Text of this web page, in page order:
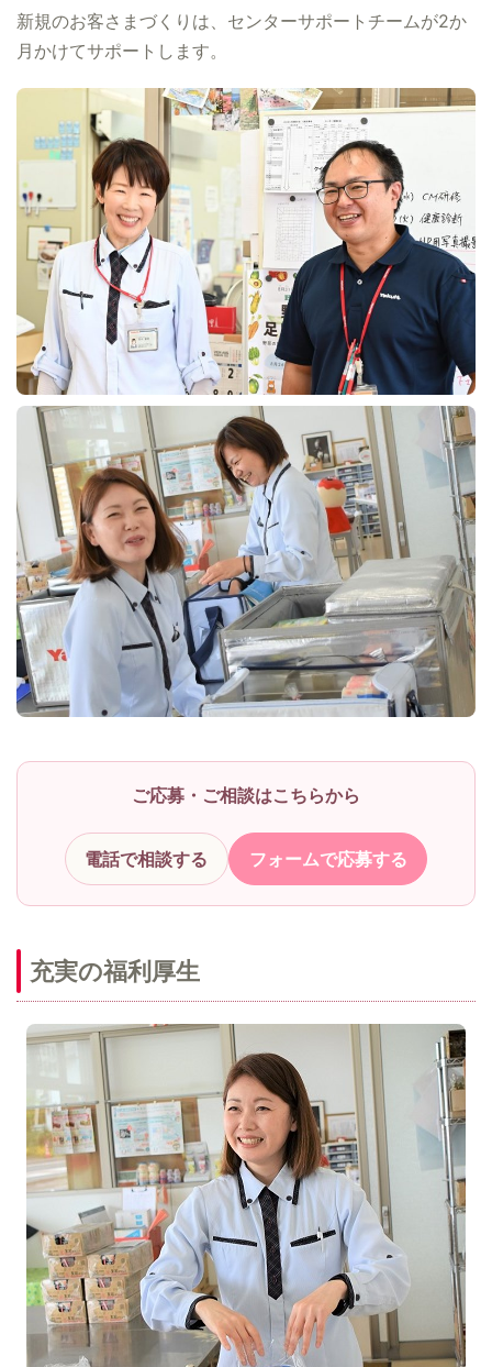
新規のお客さまづくりは、センターサポートチームが2か
月かけてサポートします。
ご応募・ご相談はこちらから
電話で相談する フォームで応募する
充実の福利厚生